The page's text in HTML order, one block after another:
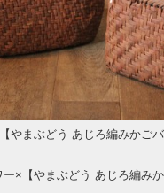
やまぶどう あじろ編みかご
×【やまぶどう あじろ編み